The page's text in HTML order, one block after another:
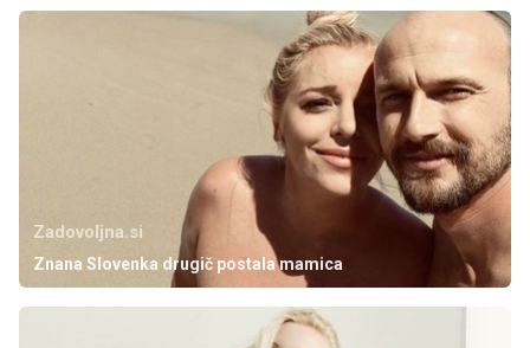
Zadovoljna.si
Znana Slovenka drugič postala mamica